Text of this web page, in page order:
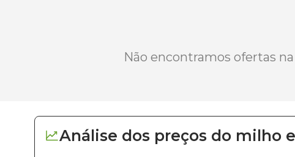
Não encontramos ofertas
Análise dos preços do milho